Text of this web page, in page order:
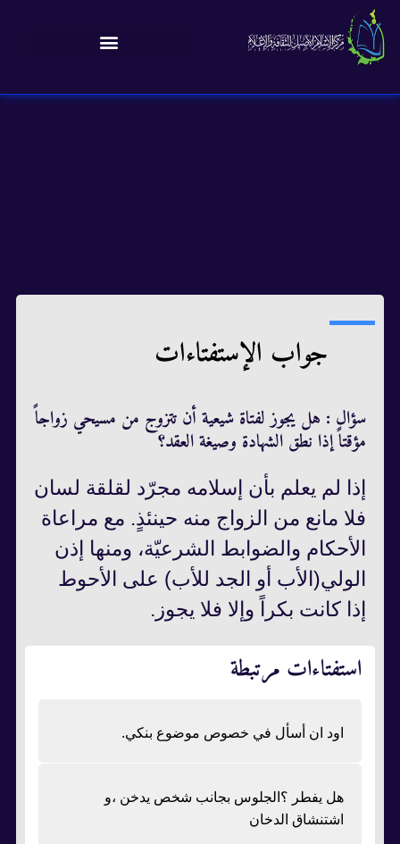
جواب الإستفتاءات
سؤال : هل يجوز لفتاة شيعية أن تتزوج من مسيحي زواجاً
مؤقتاً إذا نطق الشهادة وصيغة العقد؟
إذا لم يعلم بأن إسلامه مجرّد لقلقة لسان
فلا مانع من الزواج منه حينئذٍ. مع مراعاة
الأحكام والضوابط الشرعيّة،‌ ومنها إذن
الولي(الأب أو الجد للأب) على الأحوط
إذا كانت بكراً وإلا فلا يجوز.
استفتاءات مرتبطة
اود ان أسأل في خصوص موضوع بنكي.
هل يفطر ؟الجلوس بجانب شخص يدخن ،و
اشتنشاق الدخان